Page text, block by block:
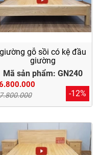
giường gỗ sồi có kệ đầu
giường
Mã sản phẩm: GN240
-12%